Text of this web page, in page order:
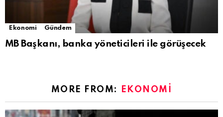
Ekonomi Gündem
MB Başkanı, banka yöneticileri ile görüşecek
MORE FROM: EKONOMI